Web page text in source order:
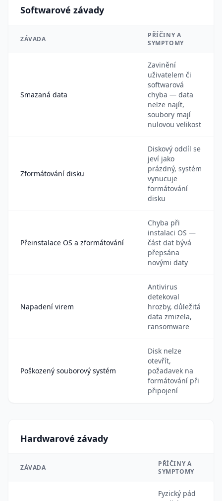
Softwarové závady
ZÁVADA
PŘÍČINY A
SYMPTOMY
Smazaná data
Zavinění
uživatelem či
softwarová
chyba — data
nelze najít,
soubory mají
nulovou velikost
Zformátování disku
Diskový oddíl se
jeví jako
prázdný, systém
vynucuje
formátování
disku
Přeinstalace OS a zformátování
Chyba při
instalaci OS —
část dat bývá
přepsána
novými daty
Napadení virem
Antivirus
detekoval
hrozby, důležitá
data zmizela,
ransomware
Poškozený souborový systém
Disk nelze
otevřít,
požadavek na
formátování při
připojení
Hardwarové závady
ZÁVADA
PŘÍČINY A
SYMPTOMY
Fyzický pád